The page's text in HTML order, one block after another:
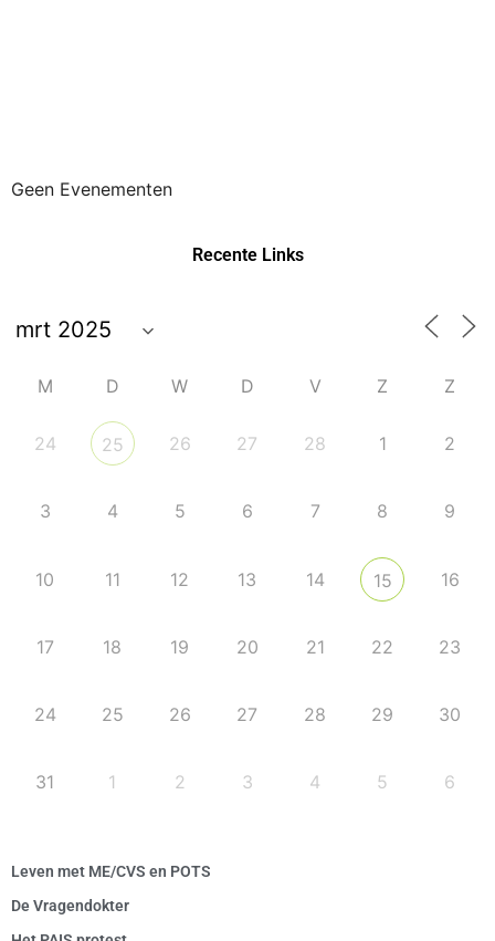
Geen Evenementen
Recente Links
M D W D V Z Z
24 25 26 27 28 1 2
3 4 5 6 7 8 9
10 11 12 13 14 15 16
17 18 19 20 21 22 23
24 25 26 27 28 29 30
31 1 2 3 4 5 6
Leven met ME/CVS en POTS
De Vragendokter